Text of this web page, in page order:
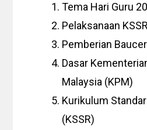
Tema Hari Guru
Pelaksanaan
Pemberian
Dasar
Malaysia (KPM)
Kurikulum
(KSSR)